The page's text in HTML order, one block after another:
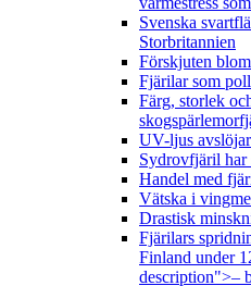
Svenska
Storbritannien
Förskjuten
Fjärilar som
Färg, storlek
UV-ljus
Sydrovfjäril har
Handel med
Vätska i
Drastisk
Fjärilars
Finland under
description">–